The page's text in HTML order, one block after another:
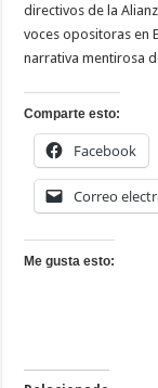
directivos de la
voces opositoras en
narrativa mentirosa
Comparte esto:
Facebook
Correo
Me gusta esto: